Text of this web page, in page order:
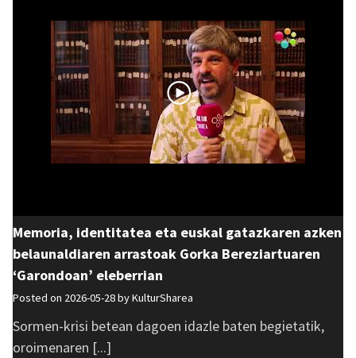
Memoria, identitatea eta euskal gatazkaren azken
belaunaldiaren arrastoak Gorka Bereziartuaren
‘Garondoan’ eleberrian
Posted on 2026-05-28 byKulturSharea
Sormen-krisi betean dagoen idazle baten begietatik,
oroimenaren [...]